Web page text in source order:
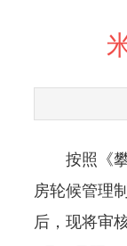
按照《攀
房轮候管理
后，现将审